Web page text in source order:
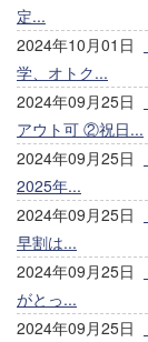
定...
2024年10月01日
学、オトク...
2024年09月25日
アウト可 ②祝日...
2024年09月25日
2025年...
2024年09月25日
早割は...
2024年09月25日
がとっ...
2024年09月25日